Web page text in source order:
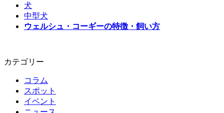
犬
中型犬
ウェルシュ・コーギーの特徴・飼い方
カテゴリー
コラム
スポット
イベント